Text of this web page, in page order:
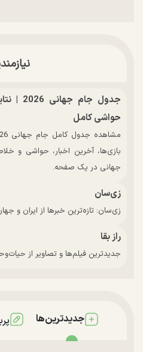
جدول
حواشی کامل
بازی‌ها، آخرین اخبار، حواشی و
جهانی در یک صفحه.
زی‌سان
زی‌سان: تازه‌ترین خبرها از ایران و
راز بقا
جدیدترین فیلم‌ها و تصاویر از
جدیدترین‌ها